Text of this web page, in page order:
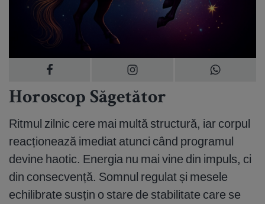
Horoscop Săgetător
Ritmul zilnic cere mai multă structură, iar corpul
reacționează imediat atunci când programul
devine haotic. Energia nu mai vine din impuls, ci
din consecvență. Somnul regulat și mesele
echilibrate susțin o stare de stabilitate care se